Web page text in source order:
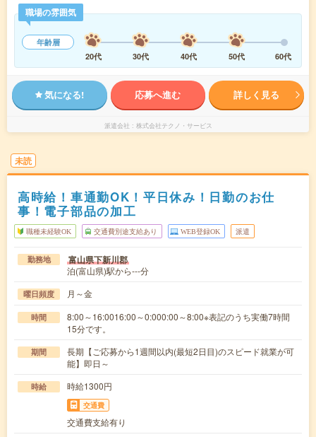
職場の雰囲気
年齢層
20代
30代 40代 50代 60代
気になる! 応募へ進む 詳しく見る
派遣会社 株式会社テクノ・サービス
未読
高時給！車通勤OK！平日休み！日勤のお仕
事！電子部品の加工
職種未経験OK 交通費別途支給あり WEB登録OK 派遣
勤務地 富山県下新川郡
泊(富山県)駅から---分
曜日頻度 月～金
時間
8:00～16:0016:00～0:000:00～8:00※表記のうち実働7時間
15分です。
期間
長期【ご応募から1週間以内(最短2日目)のスピード就業が可
能】即日～
時給 時給1300円
交通費
交通費支給有り